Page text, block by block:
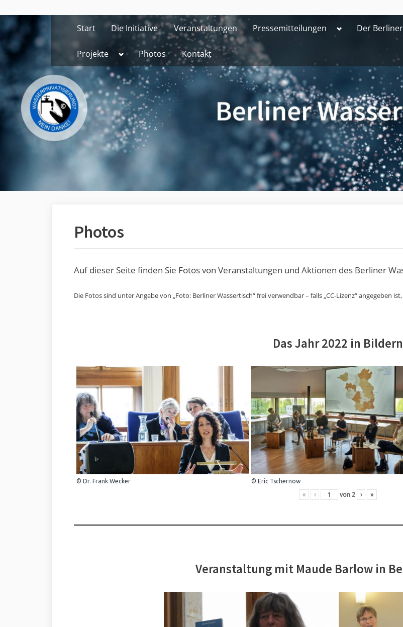
to
content
Start Die Initiative Veranstaltungen Pressemitteilungen ToggleDer
Projekte Toggle
menu
Photos Kontakt
Photos
Auf dieser Seite finden Sie Fotos von Veranstaltungen und Aktionen des Berliner
Die Fotos sind unter Angabe von „Foto: Berliner Wassertisch“ frei verwendbar – falls „CC-Lizenz“ angegeben
Das Jahr 2022 in Bildern
© Dr. Frank Wecker © Eric Tschernow
« ‹ von 2 › »
Veranstaltung mit Maude Barlow in